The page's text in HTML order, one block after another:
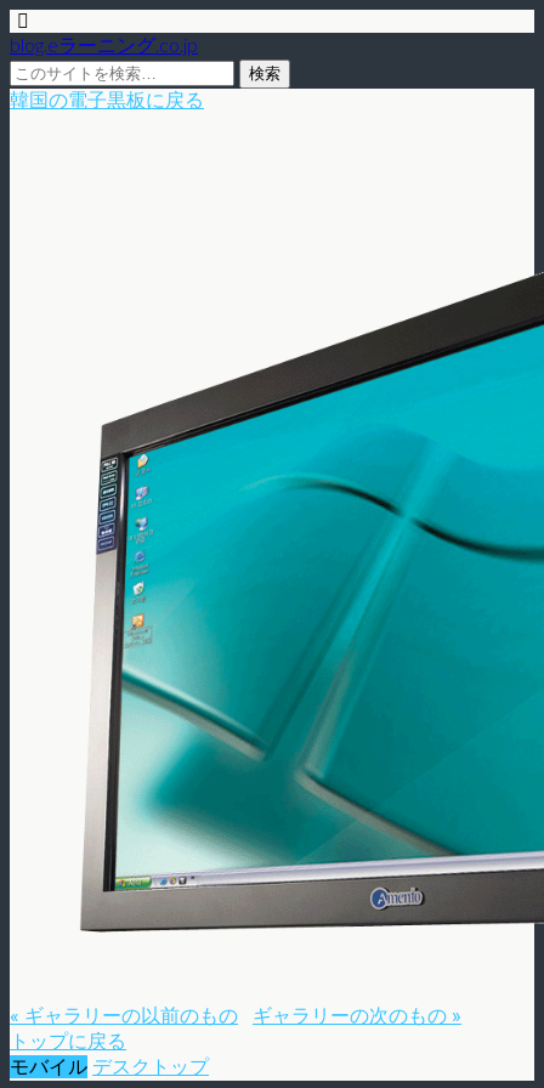
blog.eラーニング.co.jp
韓国の電子黒板に戻る
« ギャラリーの以前のもの
ギャラリーの次のもの »
トップに戻る
モバイル デスクトップ